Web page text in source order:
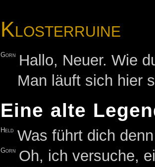
Klosterruine
Gorn
Hallo, Neuer. Wie
Man läuft sich hier
Eine alte
Held Was führt dich
Gorn Oh, ich versuche,